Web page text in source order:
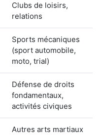
Clubs de loisirs,
relations
Sports mécaniques
(sport automobile,
moto, trial)
Défense de droits
fondamentaux,
activités civiques
Autres arts martiaux